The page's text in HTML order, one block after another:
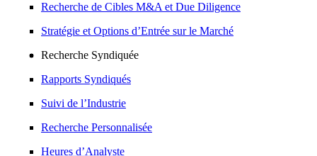
Recherche de Cibles M&A et Due Diligence
Stratégie et Options d’Entrée sur le Marché
Recherche Syndiquée
Rapports Syndiqués
Suivi de l’Industrie
Recherche Personnalisée
Heures d’Analyste